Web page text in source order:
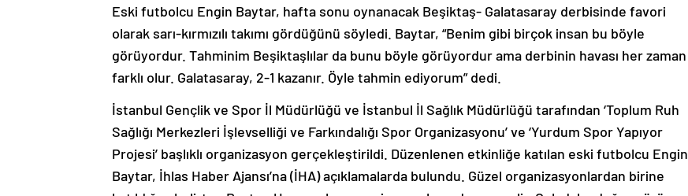
Eski futbolcu Engin Baytar, hafta sonu oynanacak Beşiktaş- Galatasaray derbisinde favori
olarak sarı-kırmızılı takımı gördüğünü söyledi. Baytar, “Benim gibi birçok insan bu böyle
görüyordur. Tahminim Beşiktaşlılar da bunu böyle görüyordur ama derbinin havası her zaman
farklı olur. Galatasaray, 2-1 kazanır. Öyle tahmin ediyorum” dedi.
İstanbul Gençlik ve Spor İl Müdürlüğü ve İstanbul İl Sağlık Müdürlüğü tarafından ‘Toplum Ruh
Sağlığı Merkezleri İşlevselliği ve Farkındalığı Spor Organizasyonu’ ve ‘Yurdum Spor Yapıyor
Projesi’ başlıklı organizasyon gerçekleştirildi. Düzenlenen etkinliğe katılan eski futbolcu Engin
Baytar, İhlas Haber Ajansı’na (İHA) açıklamalarda bulundu. Güzel organizasyonlardan birine